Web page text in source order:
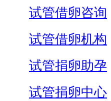
试管借卵咨询
试管借卵机构
试管捐卵助孕
试管捐卵中心